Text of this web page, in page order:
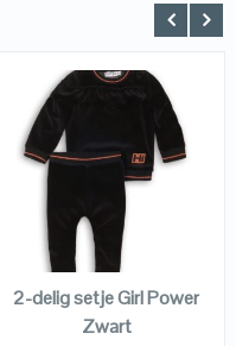
QUICK LOOK
VIEW DETAILS
KOPEN
2-delig setje Girl Power
Zwart